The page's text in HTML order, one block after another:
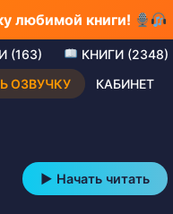
любимой книги!
(163) КНИГИ (2348)
ОЗВУЧКУ
КАБИНЕТ
▶ Начать читать